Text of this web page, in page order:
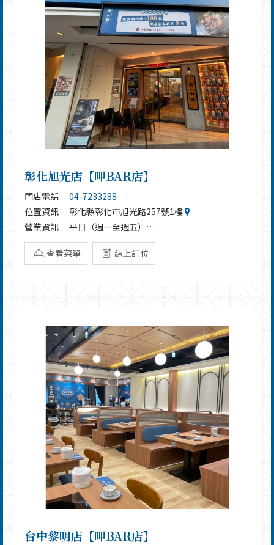
彰化旭光店【呷BAR店】
門店電話
04-7233288
位置資訊
彰化縣彰化市旭光路257號1樓
營業資訊
平日（週一至週五）
11:30-22:00（最後點餐21:00）
週六、週日及國訂假日
查看菜單 線上訂位
台中黎明店【呷BAR店】